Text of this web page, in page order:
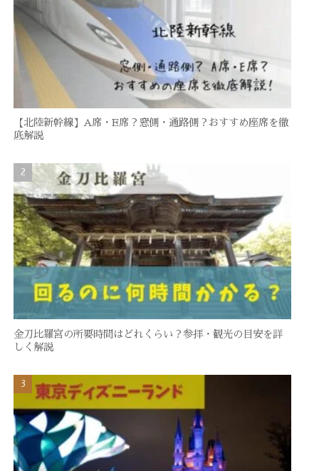
【北陸新幹線】A席・E席？窓側・通路側？おすすめ座席を徹
底解説
金刀比羅宮の所要時間はどれくらい？参拝・観光の目安を詳
しく解説